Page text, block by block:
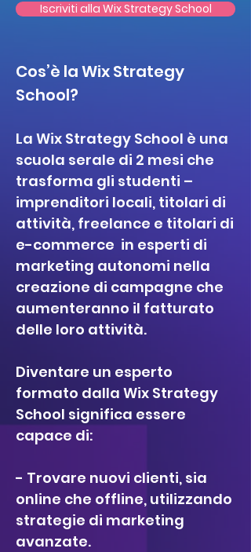
Iscriviti alla Wix Strategy School
Cos’è la Wix Strategy
School?
La Wix Strategy School è una
scuola serale di 2 mesi che
trasforma gli studenti –
imprenditori locali, titolari di
attività, freelance e titolari di
e-commerce in esperti di
marketing autonomi nella
creazione di campagne che
aumenteranno il fatturato
delle loro attività.
Diventare un esperto
formato dalla Wix Strategy
School significa essere
capace di:
- Trovare nuovi clienti, sia
online che offline, utilizzando
strategie di marketing
avanzate.